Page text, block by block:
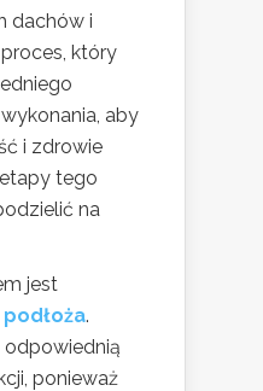
dachów i
który
aby
i zdrowie
tego
na
jest
.
ponieważ